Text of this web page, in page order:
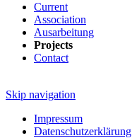
Current
Association
Ausarbeitung
Projects
Contact
Skip navigation
Impressum
Datenschutzerklärung